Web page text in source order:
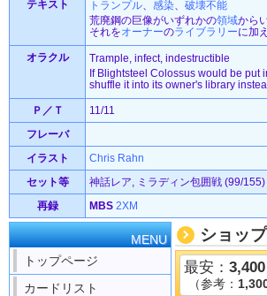
テキスト
トランプル、 感染、 破壊不能
荒廃鋼の巨像がいずれかの領域から
それをオーナーのライブラリーに加
オラクル
Trample, infect, indestructible
If Blightsteel Colossus would be
shuffle it into its owner's library
Ｐ／Ｔ
11/11
フレーバ
イラスト
Chris Rahn
セット等
神話レア, ミラディン包囲戦 (99/155)
再録
MBS 2XM
MENU
トップページ
カードリスト
ショッ
最安： 3,400
（参考：